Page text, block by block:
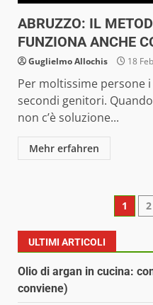
ABRUZZO: IL
FUNZIONA ANCHE
Guglielmo Allochis 18
Per moltissime persone
secondi genitori.
non c’è soluzione...
Mehr erfahren
degli
1 2
ULTIMI ARTICOLI
Olio di argan in cucina:
conviene)